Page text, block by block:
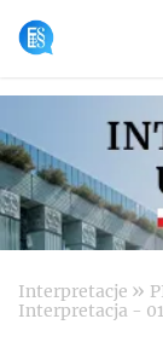
Interpretacje »
Interpretacja -